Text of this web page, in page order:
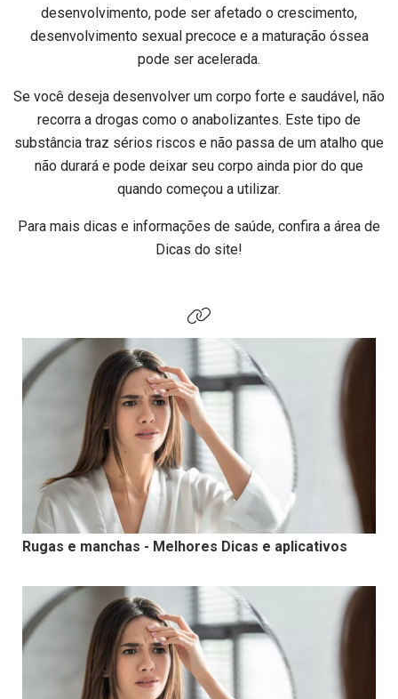
desenvolvimento, pode ser afetado o crescimento,
desenvolvimento sexual precoce e a maturação óssea
pode ser acelerada.
Se você deseja desenvolver um corpo forte e saudável, não
recorra a drogas como o anabolizantes. Este tipo de
substância traz sérios riscos e não passa de um atalho que
não durará e pode deixar seu corpo ainda pior do que
quando começou a utilizar.
Para mais dicas e informações de saúde, confira a área de
Dicas do site!
Rugas e manchas - Melhores Dicas e aplicativos